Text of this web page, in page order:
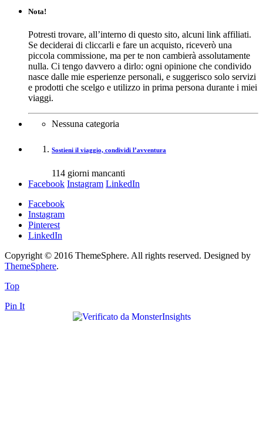
Nota!
Potresti trovare, all’interno di questo sito, alcuni link affiliati.
Se deciderai di cliccarli e fare un acquisto, riceverò una
piccola commissione, ma per te non cambierà assolutamente
nulla. Ci tengo davvero a dirlo: ogni opinione che condivido
nasce dalle mie esperienze personali, e suggerisco solo servizi
e prodotti che scelgo e utilizzo in prima persona durante i miei
viaggi.
Nessuna categoria
Sostieni il viaggio, condividi l’avventura
114 giorni mancanti
Facebook Instagram LinkedIn
Facebook
Instagram
Pinterest
LinkedIn
Copyright © 2016 ThemeSphere. All rights reserved. Designed by
ThemeSphere.
Top
Pin It